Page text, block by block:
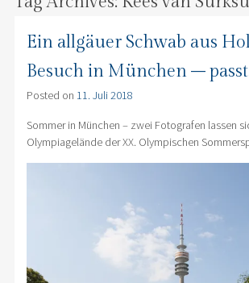
Ein allgäuer Schwab aus
Besuch in München –
Posted on 11. Juli 2018
Sommer in München – zwei Fotografen lassen
Olympiagelände der XX. Olympischen